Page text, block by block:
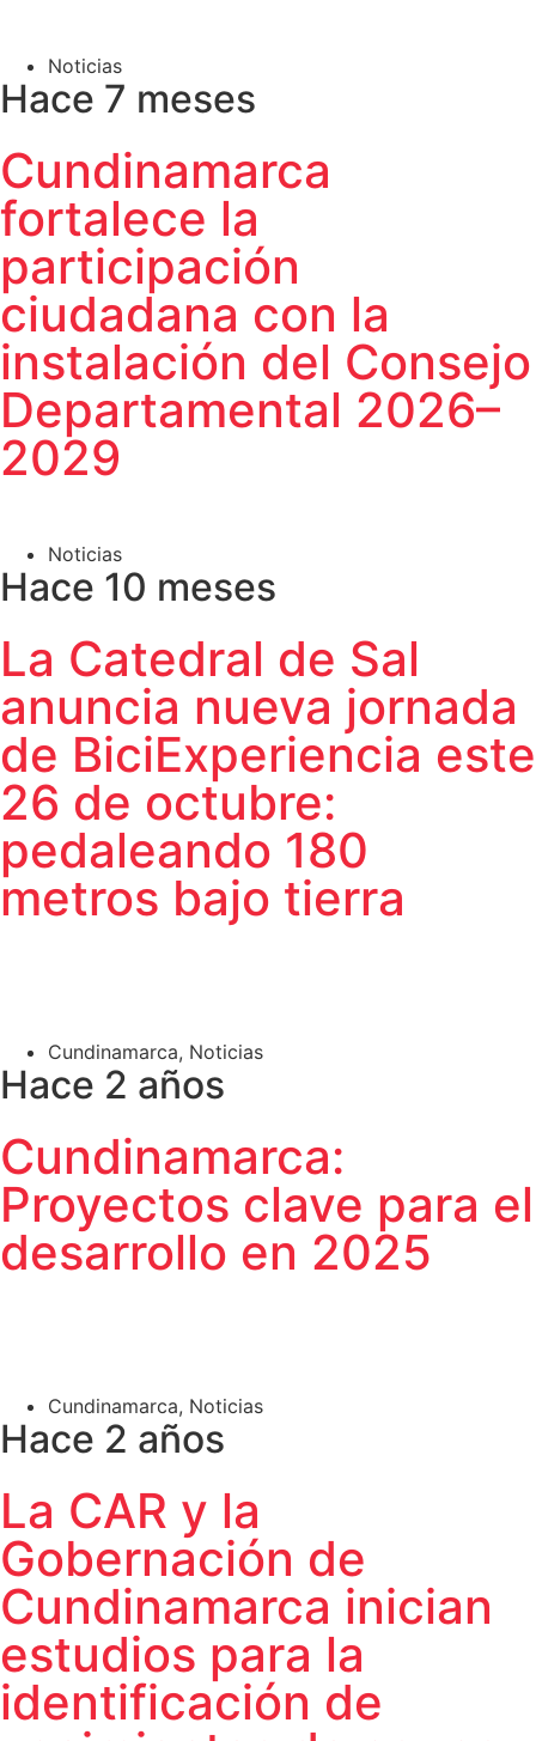
Noticias
Hace 7 meses
Cundinamarca
fortalece la
participación
ciudadana con la
instalación del Consejo
Departamental 2026–
2029
Noticias
Hace 10 meses
La Catedral de Sal
anuncia nueva jornada
de BiciExperiencia este
26 de octubre:
pedaleando 180
metros bajo tierra
Cundinamarca, Noticias
Hace 2 años
Cundinamarca:
Proyectos clave para el
desarrollo en 2025
Cundinamarca, Noticias
Hace 2 años
La CAR y la
Gobernación de
Cundinamarca inician
estudios para la
identificación de